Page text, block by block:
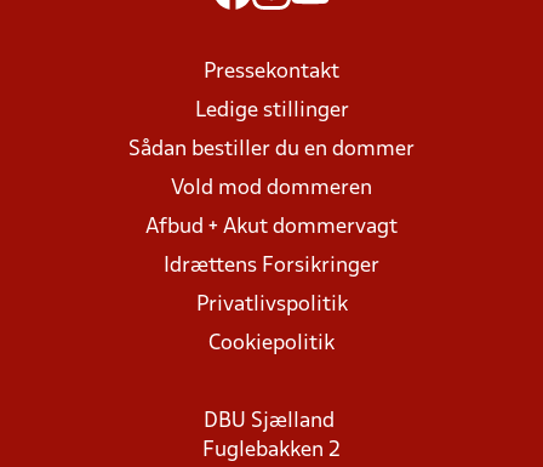
Pressekontakt
Ledige stillinger
Sådan bestiller du en dommer
Vold mod dommeren
Afbud + Akut dommervagt
Idrættens Forsikringer
Privatlivspolitik
Cookiepolitik
DBU Sjælland
Fuglebakken 2